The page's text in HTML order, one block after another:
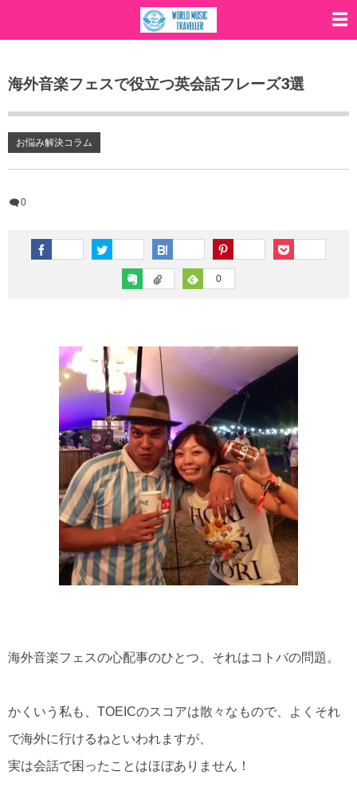
海外音楽フェスで役立つ英会話フレーズ3選
お悩み解決コラム
0
0
海外音楽フェスの心配事のひとつ、それはコトバの問題。
かくいう私も、TOEICのスコアは散々なもので、よくそれ
で海外に行けるねといわれますが、
実は会話で困ったことはほぼありません！